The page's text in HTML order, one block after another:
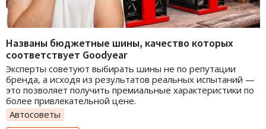
Названы бюджетные шины, качество которых
соответствует Goodyear
Эксперты советуют выбирать шины не по репутации
бренда, а исходя из результатов реальных испытаний —
это позволяет получить премиальные характеристики по
более привлекательной цене.
Автосоветы